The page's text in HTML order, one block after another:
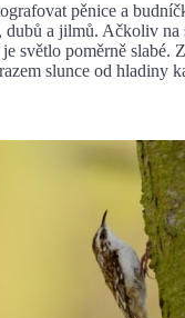
pěnice a
a jilmů. Ačkoliv na
světlo poměrně slabé.
slunce od hladiny